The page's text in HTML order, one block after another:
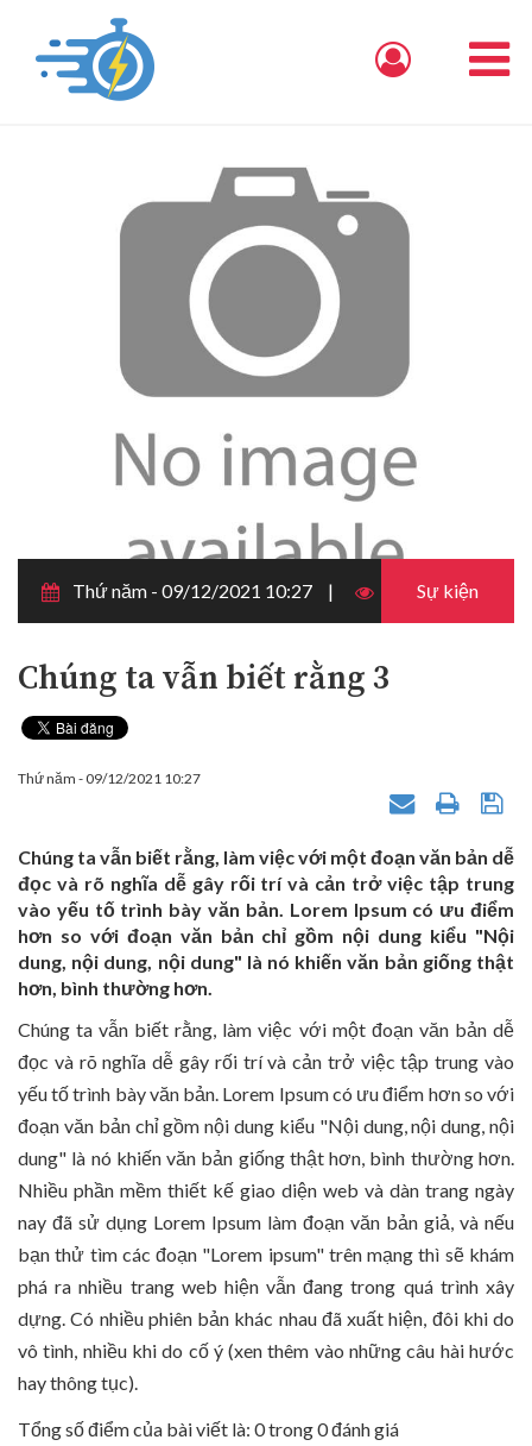
Sự kiện
Thứ năm - 09/12/2021 10:27 1808
Chúng ta vẫn biết rằng 3
Thứ năm - 09/12/2021 10:27
Chúng ta vẫn biết rằng, làm việc với một đoạn văn bản dễ
đọc và rõ nghĩa dễ gây rối trí và cản trở việc tập trung
vào yếu tố trình bày văn bản. Lorem Ipsum có ưu điểm
hơn so với đoạn văn bản chỉ gồm nội dung kiểu "Nội
dung, nội dung, nội dung" là nó khiến văn bản giống thật
hơn, bình thường hơn.
Chúng ta vẫn biết rằng, làm việc với một đoạn văn bản dễ
đọc và rõ nghĩa dễ gây rối trí và cản trở việc tập trung vào
yếu tố trình bày văn bản. Lorem Ipsum có ưu điểm hơn so với
đoạn văn bản chỉ gồm nội dung kiểu "Nội dung, nội dung, nội
dung" là nó khiến văn bản giống thật hơn, bình thường hơn.
Nhiều phần mềm thiết kế giao diện web và dàn trang ngày
nay đã sử dụng Lorem Ipsum làm đoạn văn bản giả, và nếu
bạn thử tìm các đoạn "Lorem ipsum" trên mạng thì sẽ khám
phá ra nhiều trang web hiện vẫn đang trong quá trình xây
dựng. Có nhiều phiên bản khác nhau đã xuất hiện, đôi khi do
vô tình, nhiều khi do cố ý (xen thêm vào những câu hài hước
hay thông tục).
Tổng số điểm của bài viết là: 0 trong 0 đánh giá